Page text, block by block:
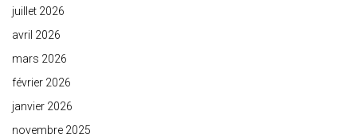
juillet 2026
avril 2026
mars 2026
février 2026
janvier 2026
novembre 2025